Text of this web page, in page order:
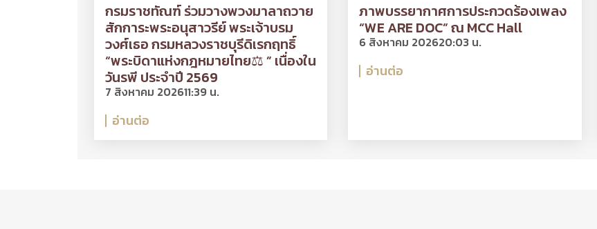
กรมราชทัณฑ์ ร่วมวางพวงมาลาถวาย
สักการะพระอนุสาวรีย์ พระเจ้าบรม
วงศ์เธอ กรมหลวงราชบุรีดิเรกฤทธิ์
“พระบิดาแห่งกฎหมายไทย⚖ ” เนื่องใน
วันรพี ประจำปี 2569
7 สิงหาคม 202611:39 น.
อ่านต่อ
ภาพบรรยากาศการประกวดร้องเพลง
“WE ARE DOC” ณ MCC Hall
6 สิงหาคม 202620:03 น.
อ่านต่อ